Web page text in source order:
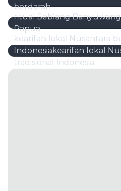
berdarah
ritual Seblang
Papua
kearifan lokal Nusantara
Indonesiakearifan lokal
tradisional Indonesia